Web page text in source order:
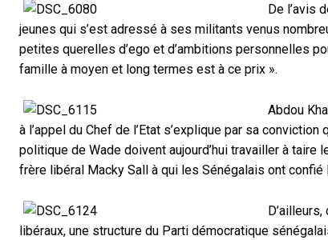
De l’avis
jeunes qui s’est adressé à ses militants venus
petites querelles d’ego et d’ambitions personnelles
famille à moyen et long termes est à ce prix ».
Abdou
à l’appel du Chef de l’Etat s’explique par sa
politique de Wade doivent aujourd’hui travailler à
frère libéral Macky Sall à qui les Sénégalais ont
libéraux, une structure du Parti démocratique